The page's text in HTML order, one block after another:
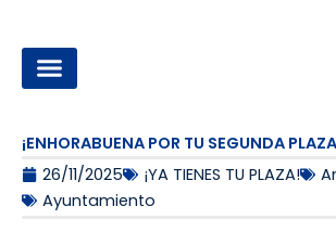
contenido
¡ENHORABUENA POR TU SEGUNDA
26/11/2025
¡YA TIENES TU PLAZA!
Ayuntamiento